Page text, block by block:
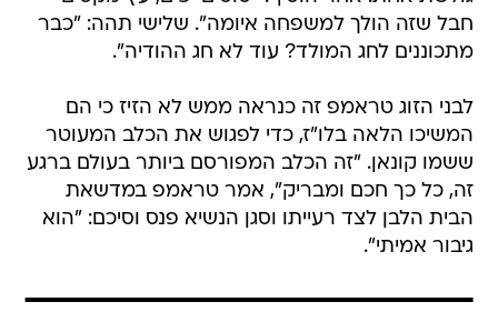
חבל שזה הולך למשפחה איומה". שלישי תהה: "כבר
מתכוננים לחג המולד? עוד לא חג ההודיה".
לבני הזוג טראמפ זה כנראה ממש לא הזיז כי הם
המשיכו הלאה בלו"ז, כדי לפגוש את הכלב המעוטר
ששמו קונאן. "זה הכלב המפורסם ביותר בעולם ברגע
זה, כל כך חכם ומבריק", אמר טראמפ במדשאת
הבית הלבן לצד רעייתו וסגן הנשיא פנס וסיכם: "הוא
גיבור אמיתי".